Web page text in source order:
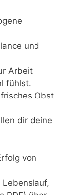
und
Arbeit
fühlst.
Obst
dir deine
von